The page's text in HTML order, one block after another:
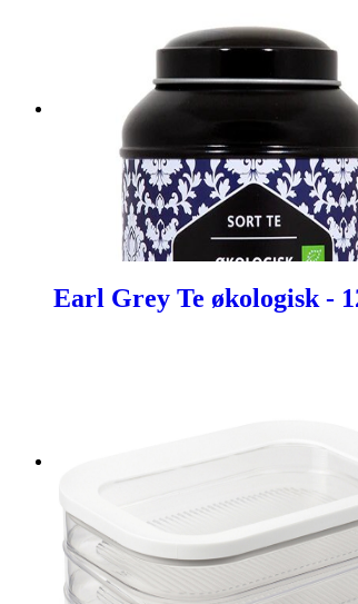
Earl Grey Te økologisk -